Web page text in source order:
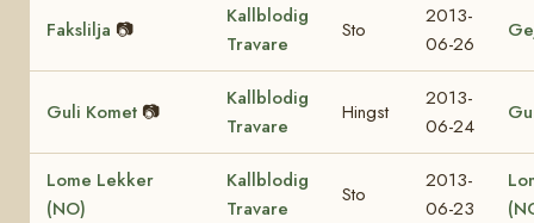
Fakslilja 📷
Kallblodig
Travare
Sto
2013-
06-26
Guli Komet 📷
Kallblodig
Travare
Hingst
2013-
06-24
Lome Lekker
(NO)
Kallblodig
Travare
Sto
2013-
06-23